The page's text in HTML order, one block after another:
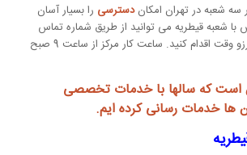
سه شعبه در تهران امکاندسترسی را بسیار آسان
شعبه قیطریه می توانید از طریق شماره تماس
02122247100 جهت رزو وقت اقدام کنید. ساعت کار مرکز از ساعت 9 صبح
است که سالها با خدمات تخصصی
ها خدمات رسانی کرده ایم.